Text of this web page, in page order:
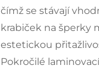
čímž se stávají
krabiček na šperky
estetickou
Pokročilé